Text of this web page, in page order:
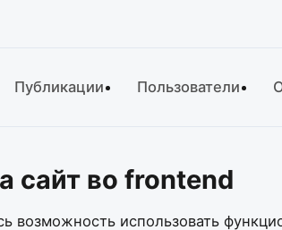
Публикации Пользователи
сайт во frontend
возможность использовать